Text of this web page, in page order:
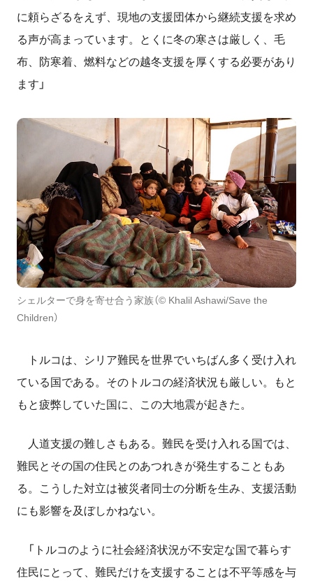
に頼らざるをえず、現地の支援団体から継続支援を求め
る声が高まっています。とくに冬の寒さは厳しく、毛
布、防寒着、燃料などの越冬支援を厚くする必要があり
ます」
シェルターで身を寄せ合う家族（© Khalil Ashawi/Save the
Children）
トルコは、シリア難民を世界でいちばん多く受け入れ
ている国である。そのトルコの経済状況も厳しい。もと
もと疲弊していた国に、この大地震が起きた。
人道支援の難しさもある。難民を受け入れる国では、
難民とその国の住民とのあつれきが発生することもあ
る。こうした対立は被災者同士の分断を生み、支援活動
にも影響を及ぼしかねない。
「トルコのように社会経済状況が不安定な国で暮らす
住民にとって、難民だけを支援することは不平等感を与